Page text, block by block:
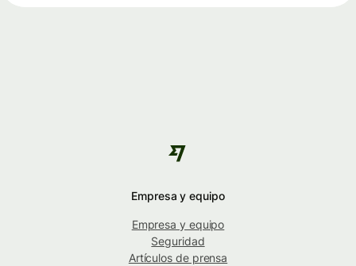
Empresa y equipo
Empresa y equipo
Seguridad
Artículos de prensa